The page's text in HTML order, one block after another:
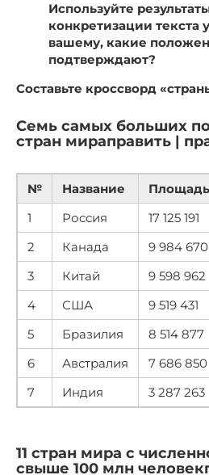
Используйте
конкретизации текста
вашему, какие
подтверждают?
Составьте кроссворд
Семь самых больших
стран мираправить |
№ Название
1
Россия
17 125 191
2
Канада
9 984 670
3
Китай
9 598 962
4
США
9 519 431
5
Бразилия
8 514 877
6
Австралия
7 686 850
7
Индия 3 287 263
11 стран мира с
свыше 100 млн